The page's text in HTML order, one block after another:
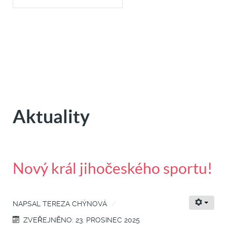
Aktuality
Nový král jihočeského sportu!
NAPSAL TEREZA CHÝNOVÁ
ZVEŘEJNĚNO: 23. PROSINEC 2025